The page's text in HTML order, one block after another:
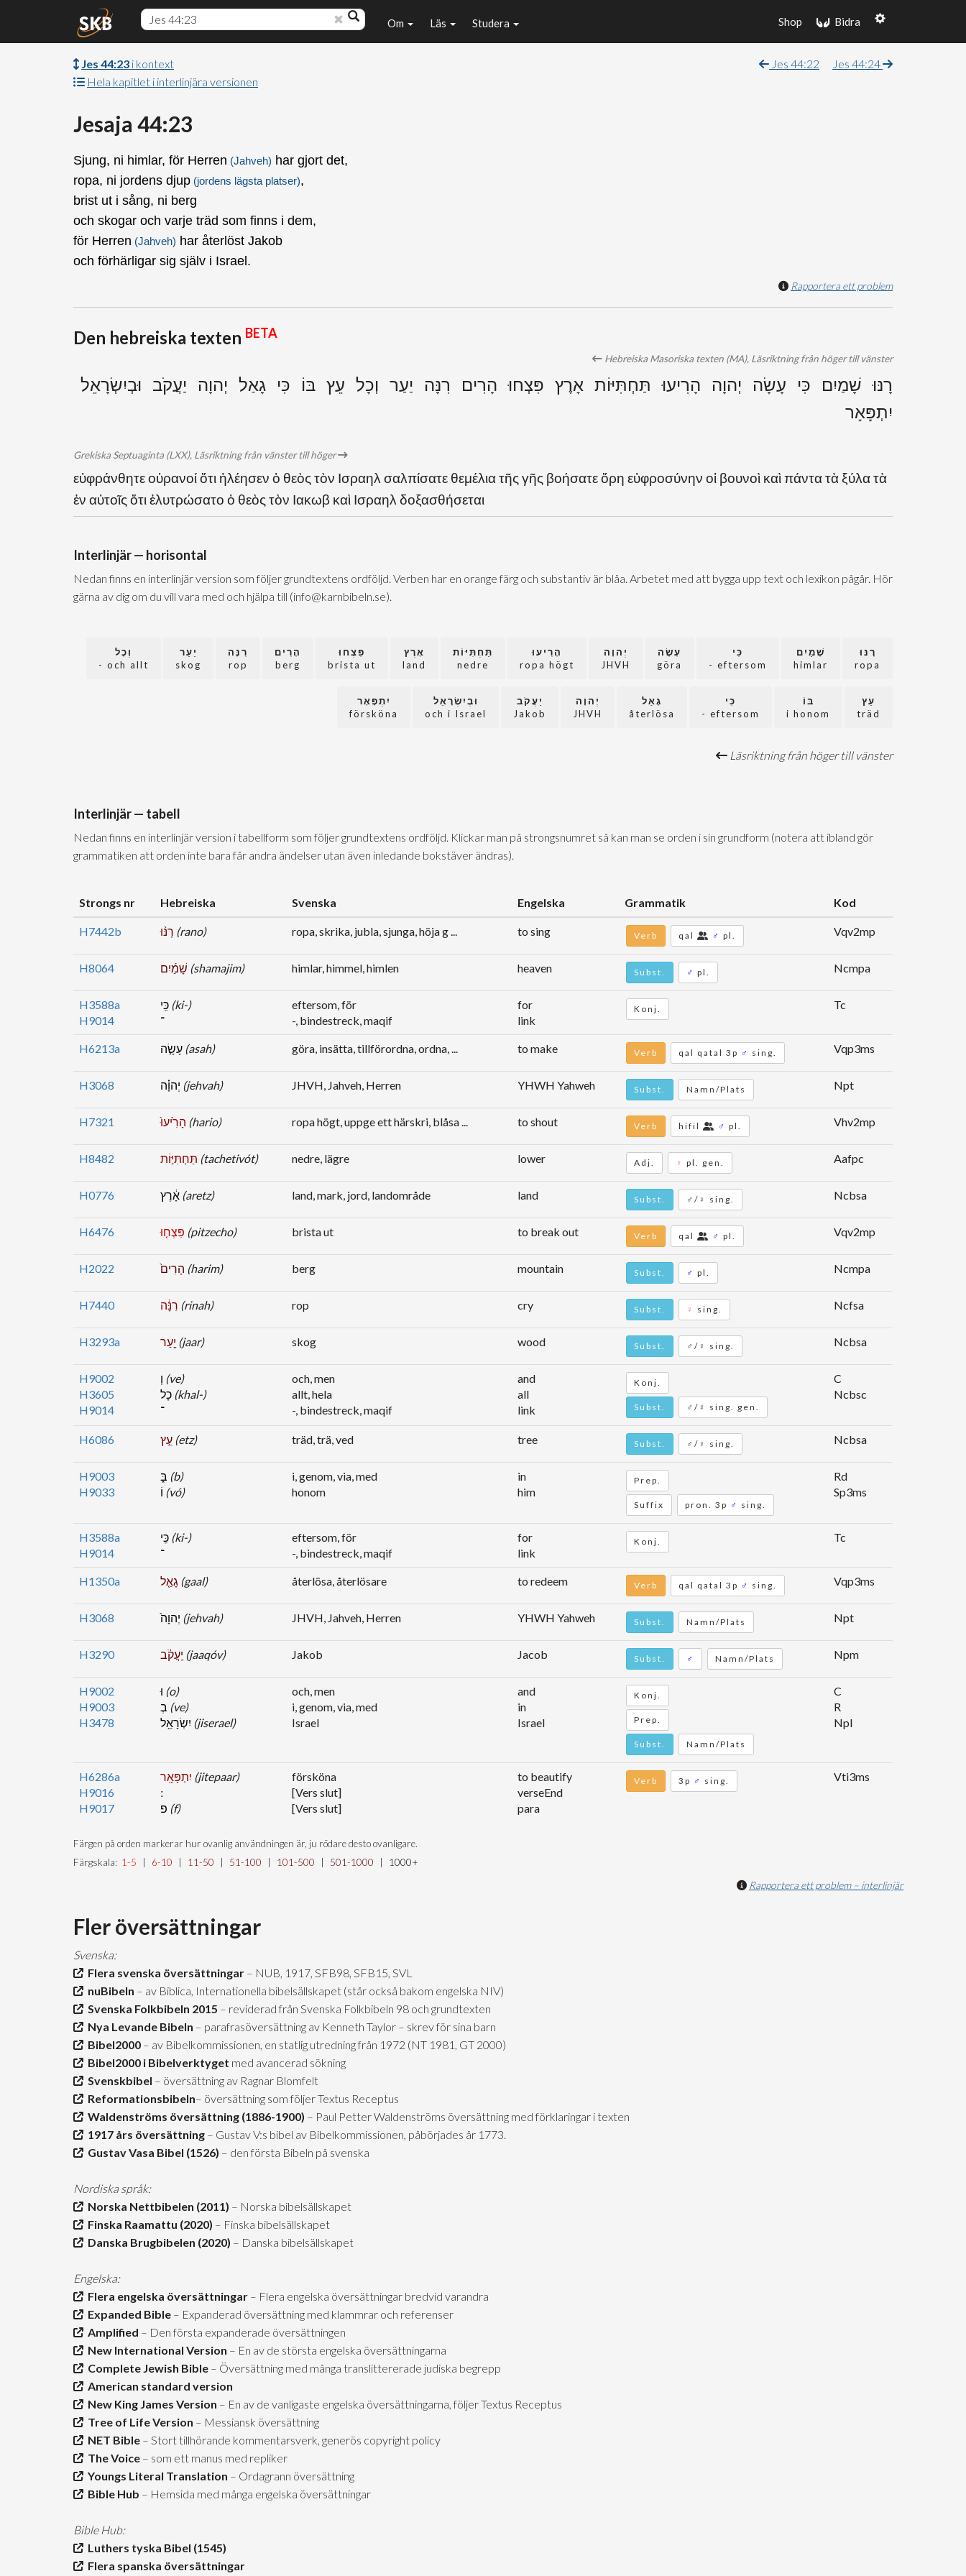
Bidra
Shop
Om Läs Studera
Jes 44:23 i kontext
Hela kapitlet i interlinjära versionen
Jes 44:22 Jes 44:24
Jesaja 44:23
Sjung, ni himlar, för Herren (Jahveh) har gjort det,
ropa, ni jordens djup (jordens lägsta platser),
brist ut i sång, ni berg
och skogar och varje träd som finns i dem,
för Herren (Jahveh) har återlöst Jakob
och förhärligar sig själv i Israel.
Rapportera ett problem
Den hebreiska texten BETA
Hebreiska Masoriska texten (MA), Läsriktning från höger till vänster
רָנּוּ שָׁמַיִם כִּי עָשָׂה יְהוָה הָרִיעוּ תַּחְתִּיּוֹת אָרֶץ פִּצְחוּ הָרִים רִנָּה יַעַר וְכָל עֵץ בּוֹ כִּי גָאַל יְהוָה יַעֲקֹב וּבְיִשְׂרָאֵל
יִתְפָּאָר
Grekiska Septuaginta (LXX), Läsriktning från vänster till höger
εὐφράνθητε οὐρανοί ὅτι ἠλέησεν ὁ θεὸς τὸν Ισραηλ σαλπίσατε θεμέλια τῆς γῆς βοήσατε ὄρη εὐφροσύνην οἱ βουνοὶ καὶ πάντα τὰ ξύλα τὰ
ἐν αὐτοῖς ὅτι ἐλυτρώσατο ὁ θεὸς τὸν Ιακωβ καὶ Ισραηλ δοξασθήσεται
Interlinjär — horisontal
Nedan finns en interlinjär version som följer grundtextens ordföljd. Verben har en orange färg och substantiv är blåa. Arbetet med att bygga upp text och lexikon pågår. Hör
gärna av dig om du vill vara med och hjälpa till (info@karnbibeln.se).
רָנּוּ
ropa
שָׁמַיִם
himlar
כִּי
eftersom -
עָשָׂה
göra
יְהוָה
JHVH
הָרִיעוּ
ropa högt
תַּחְתִּיּוֹת
nedre
אָרֶץ
land
פִּצְחוּ
brista ut
הָרִים
berg
רִנָּה
rop
יַעַר
skog
וְכָל
och allt -
עֵץ
träd
בּוֹ
i honom
כִּי
eftersom -
גָאַל
återlösa
יְהוָה
JHVH
יַעֲקֹב
Jakob
וּבְיִשְׂרָאֵל
och i Israel
יִתְפָּאָר
försköna
Läsriktning från höger till vänster
Interlinjär — tabell
Nedan finns en interlinjär version i tabellform som följer grundtextens ordföljd. Klickar man på strongsnumret så kan man se orden i sin grundform (notera att ibland gör
grammatiken att orden inte bara får andra ändelser utan även inledande bokstäver ändras).
Strongs nr Hebreiska Svenska Engelska Grammatik Kod
H7442b (rano) ropa, skrika, jubla, sjunga, höja g ... to sing Verb qal ♂ pl. Vqv2mp
H8064 (shamajim) himlar, himmel, himlen heaven Subst. ♂ pl. Ncmpa
H3588a
H9014
(ki-)
־
eftersom, för
-, bindestreck, maqif
for
link
Konj. Tc
H6213a (asah) göra, insätta, tillförordna, ordna, ... to make Verb qal qatal 3p ♂ sing. Vqp3ms
H3068 (jehvah) JHVH, Jahveh, Herren YHWH Yahweh Subst. Namn/Plats Npt
H7321 (hario) ropa högt, uppge ett härskri, blåsa ... to shout Verb hifil ♂ pl. Vhv2mp
H8482 (tachetivót) nedre, lägre lower Adj. ♀ pl. gen. Aafpc
H0776 (aretz) land, mark, jord, landområde land Subst. ♂/♀ sing. Ncbsa
H6476 (pitzecho) brista ut to break out Verb qal ♂ pl. Vqv2mp
H2022 (harim) berg mountain Subst. ♂ pl. Ncmpa
H7440 (rinah) rop cry Subst. ♀ sing. Ncfsa
H3293a (jaar) skog wood Subst. ♂/♀ sing. Ncbsa
H9002
H3605
H9014
(ve)
(khal-)
־
och, men
allt, hela
-, bindestreck, maqif
and
all
link
Konj.
Subst. ♂/♀ sing. gen.
C
Ncbsc
H6086 (etz) träd, trä, ved tree Subst. ♂/♀ sing. Ncbsa
H9003
H9033
(b)
(vó)
i, genom, via, med
honom
in
him
Prep.
Suffix pron. 3p ♂ sing.
Rd
Sp3ms
H3588a
H9014
(ki-)
־
eftersom, för
-, bindestreck, maqif
for
link
Konj. Tc
H1350a (gaal) återlösa, återlösare to redeem Verb qal qatal 3p ♂ sing. Vqp3ms
H3068 (jehvah) JHVH, Jahveh, Herren YHWH Yahweh Subst. Namn/Plats Npt
H3290 (jaaqóv) Jakob Jacob Subst. ♂ Namn/Plats Npm
H9002
H9003
H3478
(o)
(ve)
(jiserael)
och, men
i, genom, via, med
Israel
and
in
Israel
Konj.
Prep.
Subst. Namn/Plats
C
R
Npl
H6286a
H9016
H9017
(jitepaar)
(f)
försköna
[Vers slut]
[Vers slut]
to beautify
verseEnd
para
Verb 3p ♂ sing. Vti3ms
Färgen på orden markerar hur ovanlig användningen är, ju rödare desto ovanligare.
Färgskala: 1-5 6-10 11-50 51-100 101-500 501-1000 1000+
Rapportera ett problem – interlinjär
Fler översättningar
Svenska:
Flera svenska översättningar – NUB, 1917, SFB98, SFB15, SVL
nuBibeln – av Biblica, Internationella bibelsällskapet (står också bakom engelska NIV)
Svenska Folkbibeln 2015 – reviderad från Svenska Folkbibeln 98 och grundtexten
Nya Levande Bibeln – parafrasöversättning av Kenneth Taylor – skrev för sina barn
Bibel2000 – av Bibelkommissionen, en statlig utredning från 1972 (NT 1981, GT 2000)
Bibel2000 i Bibelverktyget med avancerad sökning
Svenskbibel – översättning av Ragnar Blomfelt
Reformationsbibeln– översättning som följer Textus Receptus
Waldenströms översättning (1886-1900) – Paul Petter Waldenströms översättning med förklaringar i texten
1917 års översättning – Gustav V:s bibel av Bibelkommissionen, påbörjades år 1773.
Gustav Vasa Bibel (1526) – den första Bibeln på svenska
Nordiska språk:
Norska Nettbibelen (2011) – Norska bibelsällskapet
Finska Raamattu (2020) – Finska bibelsällskapet
Danska Brugbibelen (2020) – Danska bibelsällskapet
Engelska:
Flera engelska översättningar – Flera engelska översättningar bredvid varandra
Expanded Bible – Expanderad översättning med klammrar och referenser
Amplified – Den första expanderade översättningen
New International Version – En av de största engelska översättningarna
Complete Jewish Bible – Översättning med många translittererade judiska begrepp
American standard version
New King James Version – En av de vanligaste engelska översättningarna, följer Textus Receptus
Tree of Life Version – Messiansk översättning
NET Bible – Stort tillhörande kommentarsverk, generös copyright policy
The Voice – som ett manus med repliker
Youngs Literal Translation – Ordagrann översättning
Bible Hub – Hemsida med många engelska översättningar
Bible Hub:
Luthers tyska Bibel (1545)
Flera spanska översättningar